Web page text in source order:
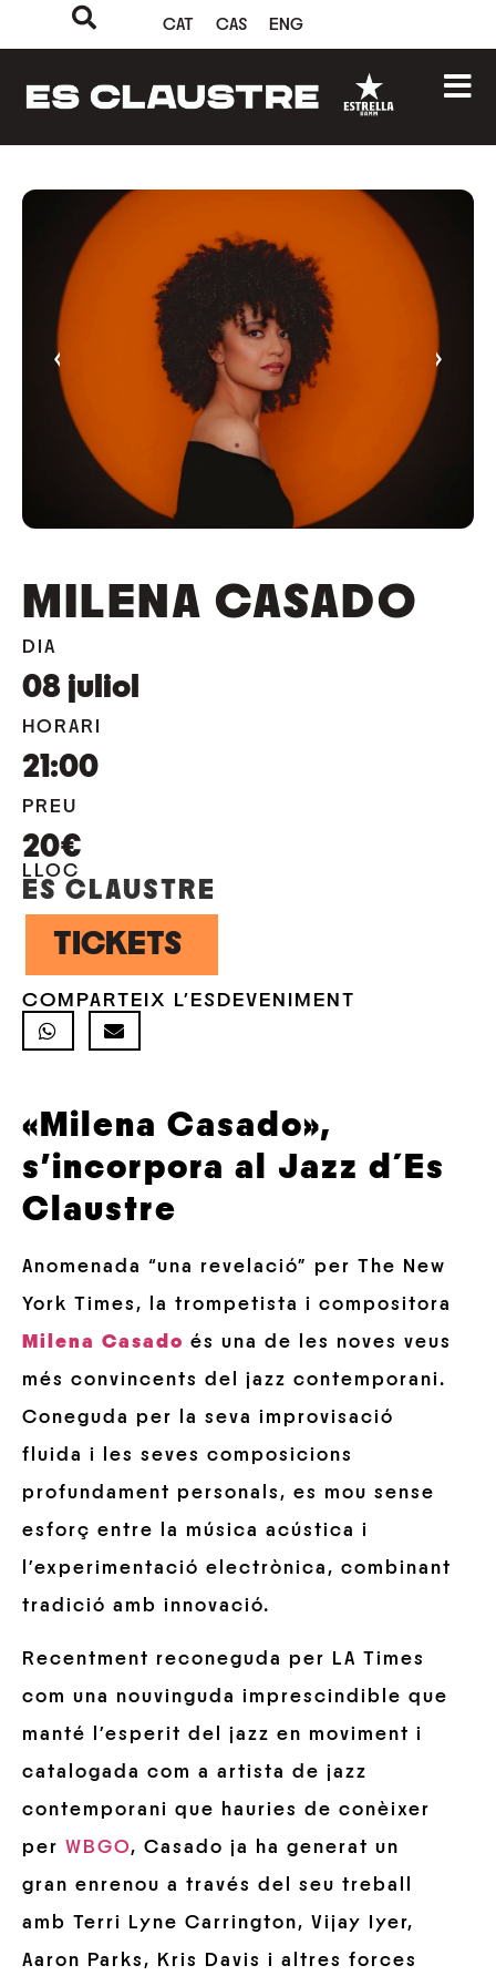
CAT CAS ENG
‹ ›
MILENA CASADO
DIA
08 juliol
HORARI
21:00
PREU
20€
LLOC
ES CLAUSTRE
TICKETS
COMPARTEIX L'ESDEVENIMENT
«Milena Casado»,
s’incorpora al Jazz d´Es
Claustre
Anomenada “una revelació” per The New
York Times, la trompetista i compositora
Milena Casado és una de les noves veus
més convincents del jazz contemporani.
Coneguda per la seva improvisació
fluida i les seves composicions
profundament personals, es mou sense
esforç entre la música acústica i
l’experimentació electrònica, combinant
tradició amb innovació.
Recentment reconeguda per LA Times
com una nouvinguda imprescindible que
manté l’esperit del jazz en moviment i
catalogada com a artista de jazz
contemporani que hauries de conèixer
per WBGO, Casado ja ha generat un
gran enrenou a través del seu treball
amb Terri Lyne Carrington, Vijay Iyer,
Aaron Parks, Kris Davis i altres forces